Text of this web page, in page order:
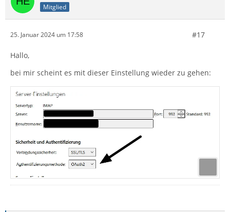
Mitglied
25. Januar 2024 um 17:58 #17
Hallo,
bei mir scheint es mit dieser Einstellung wieder zu gehen: